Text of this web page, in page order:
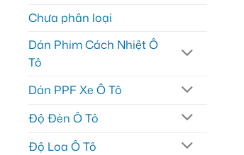
Chưa phân loại
Dán Phim Cách Nhiệt Ô
Tô
Dán PPF Xe Ô Tô
Độ Đèn Ô Tô
Độ Loa Ô Tô